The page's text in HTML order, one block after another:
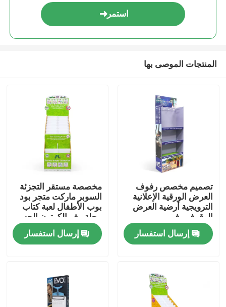
منزل
أشرطة فيديو
استمر
المنتجات الموصى بها
تصميم مخصص رفوف
العرض الورقية الإعلانية
الترويجية أرضية العرض
الوقوف رف
إرسال استفسار
مخصصة مستقر التجزئة
السوبر ماركت متجر بود
بوب الأطفال لعبة كتاب
مجلة رف الكرتون الجسم
أرضية العرض رفوف
إرسال استفسار